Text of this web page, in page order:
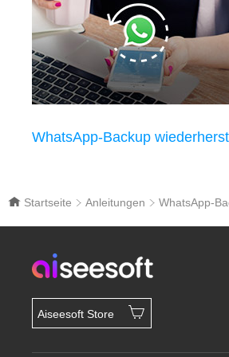
WhatsApp-Backup
Startseite Anleitungen WhatsApp-
Aiseesoft Store